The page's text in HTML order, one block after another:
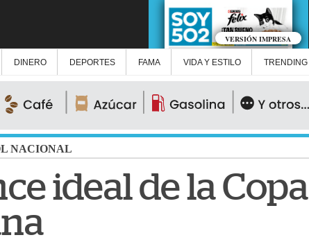
VERSIÓN IMPRESA
DINERO DEPORTES FAMA VIDA Y ESTILO TRENDING
NACIONAL
ideal de la Copa